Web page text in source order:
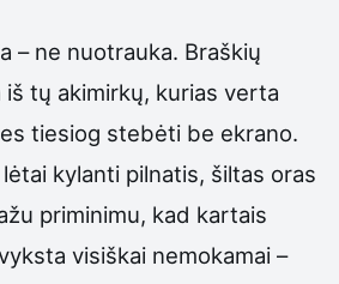
– ne nuotrauka. Braškių
iš tų akimirkų, kurias verta
tiesiog stebėti be ekrano.
kylanti pilnatis, šiltas oras
priminimu, kad kartais
visiškai nemokamai –